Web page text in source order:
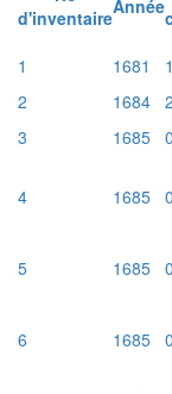
d'inventaireAnnée
1
1681
2
1684
3
1685
4 1685
5 1685
6 1685